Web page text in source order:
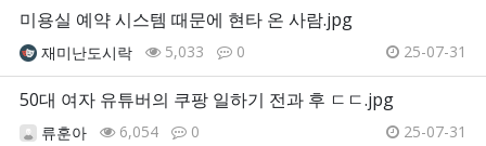
미용실 예약 시스템 때문에 현타 온 사람.jpg
재미난도시락 5,033 0 25-07-31
50대 여자 유튜버의 쿠팡 일하기 전과 후 ㄷㄷ.jpg
류훈아 6,054 0 25-07-31